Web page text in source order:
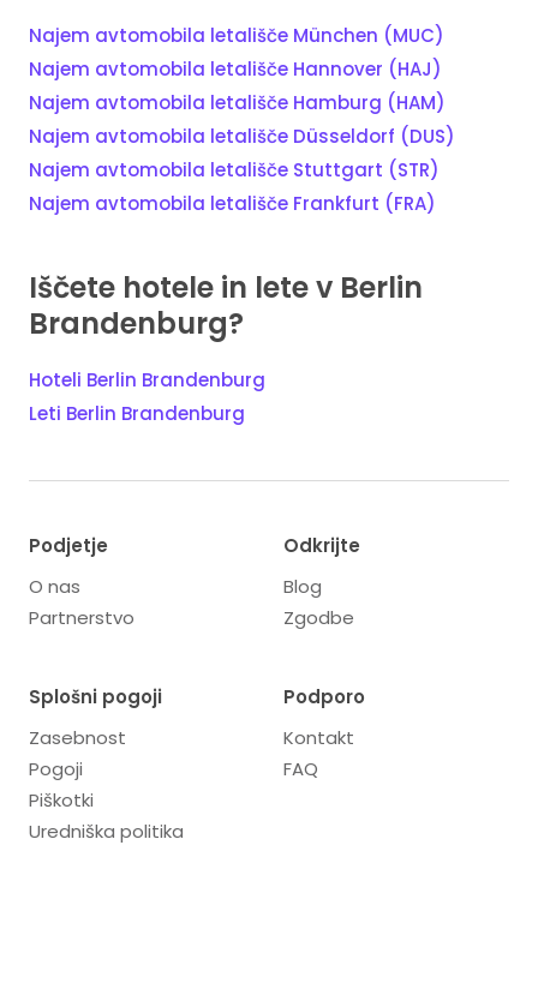
Najem avtomobila letališče München (MUC)
Najem avtomobila letališče Hannover (HAJ)
Najem avtomobila letališče Hamburg (HAM)
Najem avtomobila letališče Düsseldorf (DUS)
Najem avtomobila letališče Stuttgart (STR)
Najem avtomobila letališče Frankfurt (FRA)
Iščete hotele in lete v Berlin
Brandenburg?
Hoteli Berlin Brandenburg
Leti Berlin Brandenburg
Podjetje
O nas
Partnerstvo
Odkrijte
Blog
Zgodbe
Splošni pogoji
Zasebnost
Pogoji
Piškotki
Uredniška politika
Podporo
Kontakt
FAQ